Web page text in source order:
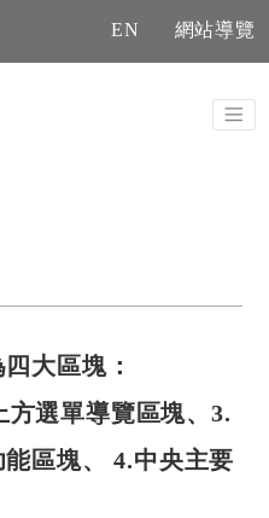
EN 網站導覽
大區塊：
方選單導覽區塊、3.
區塊、 4.中央主要